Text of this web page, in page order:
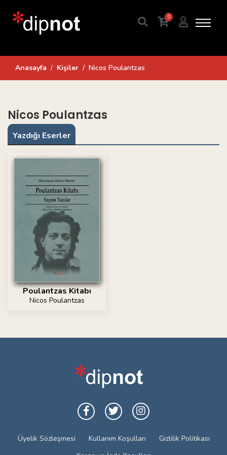
0
Anasayfa Kişiler Nicos Poulantzas
Nicos Poulantzas
Yazdığı Eserler
Poulantzas Kitabı
Nicos Poulantzas
Üyelik Sözleşmesi Kullanım Koşulları
Gizlilik Politikası